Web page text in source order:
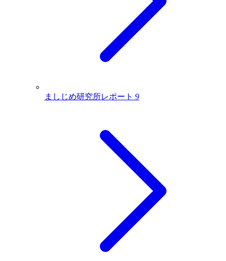
ましじめ研究所レポート 9